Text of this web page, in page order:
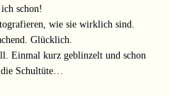
schon!
wie sie wirklich sind.
Glücklich.
Einmal kurz geblinzelt und schon
die Schultüte…